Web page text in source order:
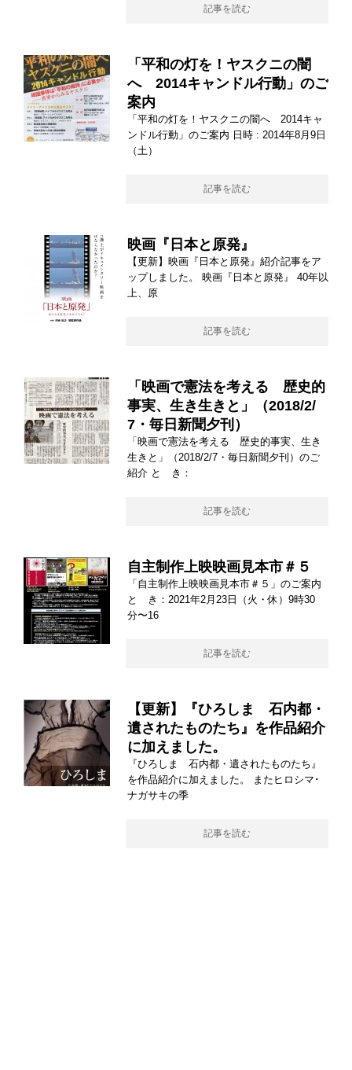
記事を読む
「平和の灯を！ヤスクニの闇
へ 2014キャンドル行動」のご
案内
「平和の灯を！ヤスクニの闇へ 2014キャ
ンドル行動」のご案内 日時 : 2014年8月9日
（土）
記事を読む
映画『日本と原発』
【更新】映画『日本と原発』紹介記事をア
ップしました。 映画『日本と原発』 40年以
上、原
記事を読む
「映画で憲法を考える 歴史的
事実、生き生きと」（2018/2/
7・毎日新聞夕刊）
「映画で憲法を考える 歴史的事実、生き
生きと」（2018/2/7・毎日新聞夕刊）のご
紹介 と き：
記事を読む
自主制作上映映画見本市＃５
「自主制作上映映画見本市＃５」のご案内
と き：2021年2月23日（火・休）9時30
分〜16
記事を読む
【更新】『ひろしま 石内都・
遺されたものたち』を作品紹介
に加えました。
『ひろしま 石内都・遺されたものたち』
を作品紹介に加えました。 またヒロシマ･
ナガサキの季
記事を読む